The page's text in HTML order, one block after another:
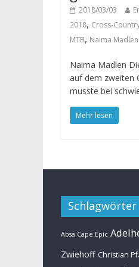
2018/03/03
2018, Cross-
MTB, Naima
Naima Madlen
auf dem zweiten
musste bei
Mehr lesen
Schlagwörter
Absa Cape Epic
Zwiehoff Christian